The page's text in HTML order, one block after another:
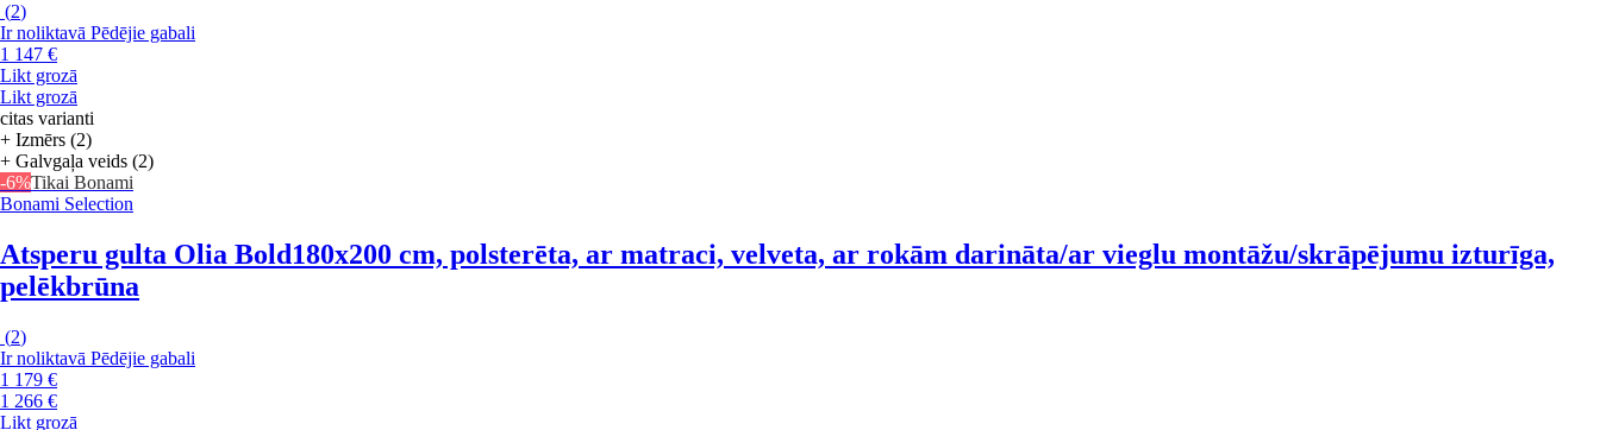
(2)
Ir noliktavā Pēdējie gabali
1 147 €
Likt grozā
Likt grozā
citas varianti
+ Izmērs (2)
+ Galvgaļa veids (2)
-6%Tikai Bonami
Bonami Selection
Atsperu gulta Olia Bold180x200 cm, polsterēta, ar matraci, velveta, ar rokām darināta/ar vieglu montāžu/skrāpējumu izturīga,
pelēkbrūna
(2)
Ir noliktavā Pēdējie gabali
1 179 €
1 266 €
Likt grozā